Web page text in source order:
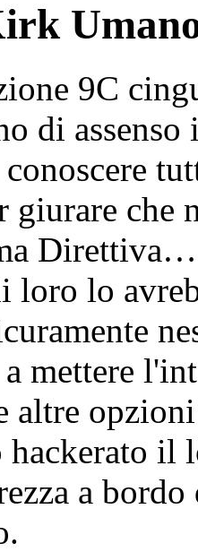
9C
di
giurare che
Direttiva…
loro lo
mettere
altre
hackerato il
a